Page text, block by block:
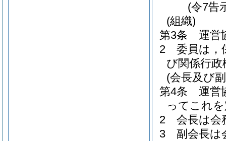
(令7告
(組織)
第3条
運営
2
委員は，
び関係行
(会長及び
第4条
運営
ってこれ
2
会長は会
3
副会長は